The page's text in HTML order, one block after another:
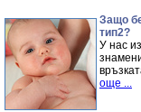
Защо
тип2?
У нас
още ...